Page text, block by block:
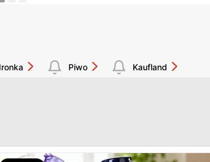
Piwo Kaufland